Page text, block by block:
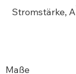
Stromstärke, A
Maße